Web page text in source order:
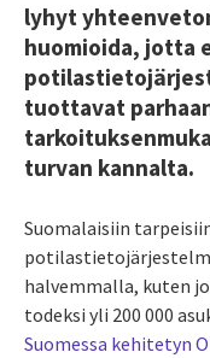
lyhyt
huomioida, jotta
tuottavat
turvan kannalta.
Suomalaisiin
halvemmalla, kuten
todeksi yli 200 000
Suomessa kehitetyn